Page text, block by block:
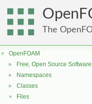
The
▼ OpenFOAM
► Free, Open Source
► Namespaces
► Classes
▼ Files